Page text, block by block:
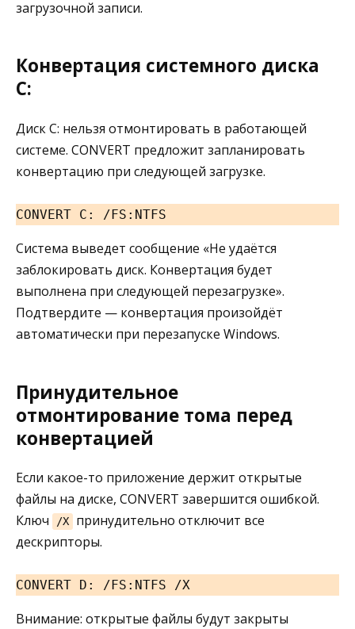
загрузочной записи.
Конвертация системного диска
C:
Диск C: нельзя отмонтировать в работающей
системе. CONVERT предложит запланировать
конвертацию при следующей загрузке.
CONVERT C: /FS:NTFS
Система выведет сообщение «Не удаётся
заблокировать диск. Конвертация будет
выполнена при следующей перезагрузке».
Подтвердите — конвертация произойдёт
автоматически при перезапуске Windows.
Принудительное
отмонтирование тома перед
конвертацией
Если какое-то приложение держит открытые
файлы на диске, CONVERT завершится ошибкой.
Ключ
/X
принудительно отключит все
дескрипторы.
CONVERT D: /FS:NTFS /X
Внимание: открытые файлы будут закрыты